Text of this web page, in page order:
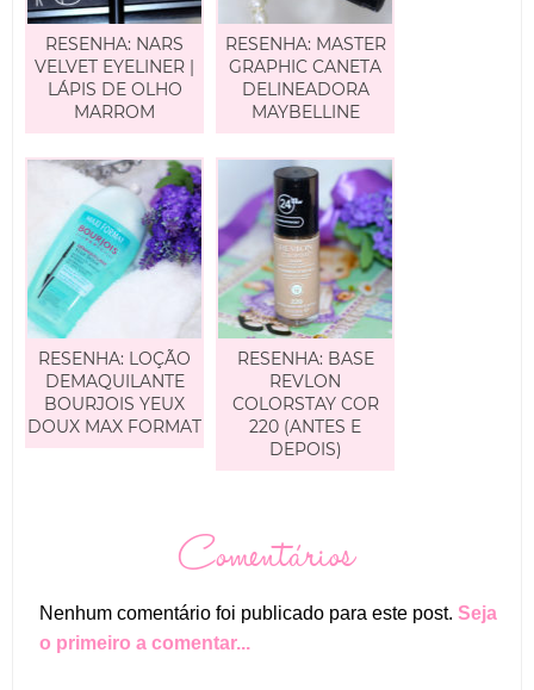
RESENHA: NARS
VELVET EYELINER |
LÁPIS DE OLHO
MARROM
RESENHA: MASTER
GRAPHIC CANETA
DELINEADORA
MAYBELLINE
RESENHA: LOÇÃO
DEMAQUILANTE
BOURJOIS YEUX
DOUX MAX FORMAT
RESENHA: BASE
REVLON
COLORSTAY COR
220 (ANTES E
DEPOIS)
Comentários
Nenhum comentário foi publicado para este post. Seja
o primeiro a comentar...